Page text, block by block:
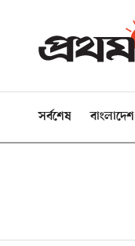
সর্বশেষ বাংলাদেশ